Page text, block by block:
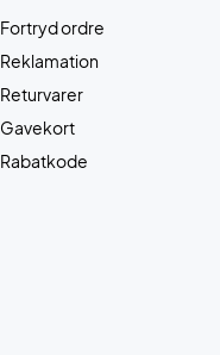
Fortryd ordre
Reklamation
Returvarer
Gavekort
Rabatkode